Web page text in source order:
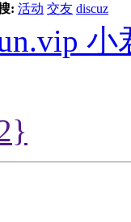
: 活动 交友 discuz